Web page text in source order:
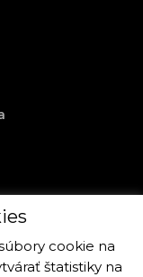
cookie na
štatistiky na